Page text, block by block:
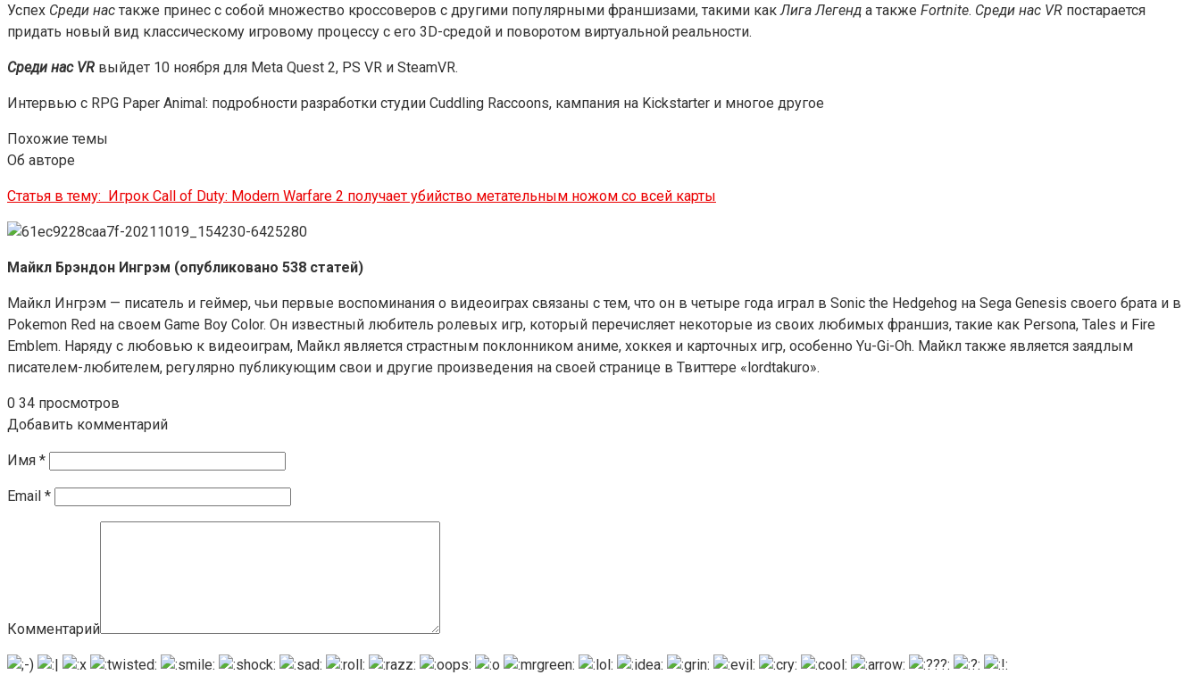
Успех Среди нас также принес с собой множество кроссоверов с другими популярными франшизами, такими какЛига Легенд а также Fortnite. Среди нас VR постарается
придать новый вид классическому игровому процессу с его 3D-средой и поворотом виртуальной реальности.
Среди нас VR выйдет 10 ноября для Meta Quest 2, PS VR и SteamVR.
Интервью с RPG Paper Animal: подробности разработки студии Cuddling Raccoons, кампания на Kickstarter и многое другое
Похожие темы
Об авторе
Статья в тему: Игрок Call of Duty: Modern Warfare 2 получает убийство метательным ножом со всей карты
Майкл Брэндон Ингрэм (опубликовано 538 статей)
Майкл Ингрэм — писатель и геймер, чьи первые воспоминания о видеоиграх связаны с тем, что он в четыре года играл в Sonic the Hedgehog на Sega Genesis своего брата и в
Pokemon Red на своем Game Boy Color. Он известный любитель ролевых игр, который перечисляет некоторые из своих любимых франшиз, такие как Persona, Tales и Fire
Emblem. Наряду с любовью к видеоиграм, Майкл является страстным поклонником аниме, хоккея и карточных игр, особенно Yu-Gi-Oh. Майкл также является заядлым
писателем-любителем, регулярно публикующим свои и другие произведения на своей странице в Твиттере «lordtakuro».
0 34 просмотров
Добавить комментарий
Имя *
Email *
Комментарий